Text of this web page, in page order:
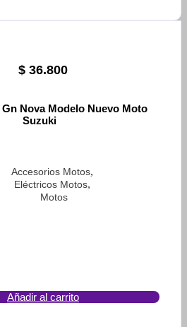
$ 36.800
Nova Modelo Nuevo Moto
Suzuki
Accesorios Motos,
Eléctricos Motos,
Motos
Añadir al carrito